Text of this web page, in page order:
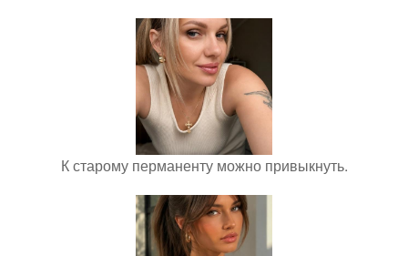
К старому перманенту можно привыкнуть.